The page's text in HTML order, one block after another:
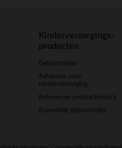
Kinderverzorgings-
producten
Geboortelijst
Adviezen voor
kinderverzorging
Prémaman productvideo's
Essentiële geboortelijst